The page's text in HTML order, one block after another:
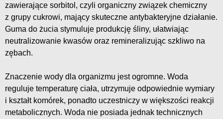
zawierające sorbitol, czyli organiczny związek chemiczny
z grupy cukrowi, mający skuteczne antybakteryjne działanie.
Guma do żucia stymuluje produkcję śliny, ułatwiając
neutralizowanie kwasów oraz remineralizując szkliwo na
zębach.
Znaczenie wody dla organizmu jest ogromne. Woda
reguluje temperaturę ciała, utrzymuje odpowiednie wymiary
i kształt komórek, ponadto uczestniczy w większości reakcji
metabolicznych. Woda nie posiada jednak technicznych